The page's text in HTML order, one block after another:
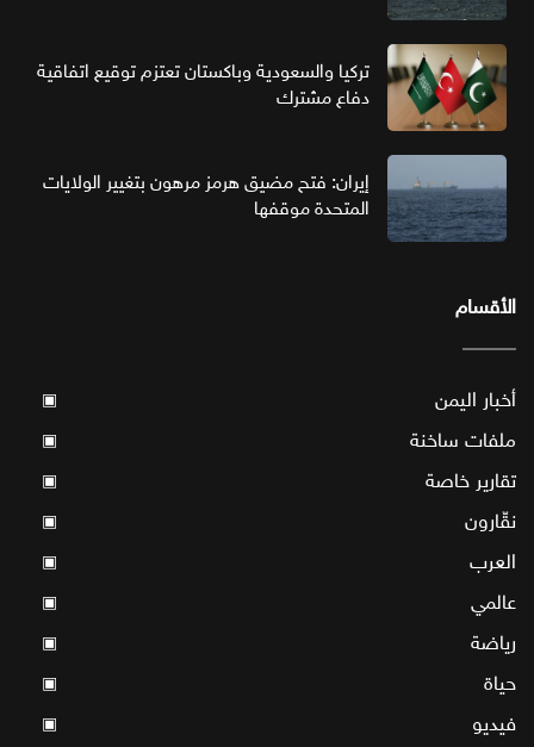
تركيا والسعودية وباكستان تعتزم توقيع اتفاقية
دفاع مشترك
إيران: فتح مضيق هرمز مرهون بتغيير الولايات
المتحدة موقفها
الأقسام
أخبار اليمن ▣
ملفات ساخنة ▣
تقارير خاصة ▣
نقّارون ▣
العرب ▣
عالمي ▣
رياضة ▣
حياة ▣
فيديو ▣